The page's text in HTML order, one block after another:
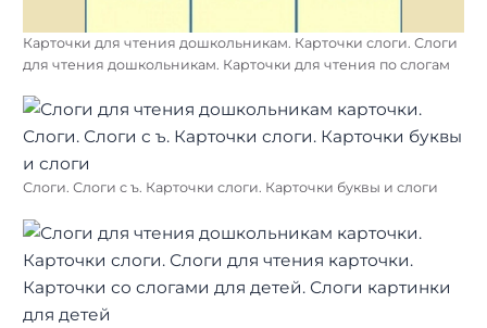
Карточки для чтения дошкольникам. Карточки слоги. Слоги
для чтения дошкольникам. Карточки для чтения по слогам
Слоги. Слоги с ъ. Карточки слоги. Карточки буквы и слоги